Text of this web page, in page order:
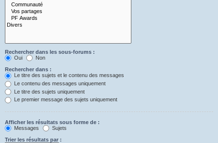
Rechercher dans les sous-forums :
Oui
Non
Rechercher dans :
Le titre des sujets et le contenu des messages
Le contenu des messages uniquement
Le titre des sujets uniquement
Le premier message des sujets uniquement
Afficher les résultats sous forme de :
Messages
Sujets
Trier les résultats par :